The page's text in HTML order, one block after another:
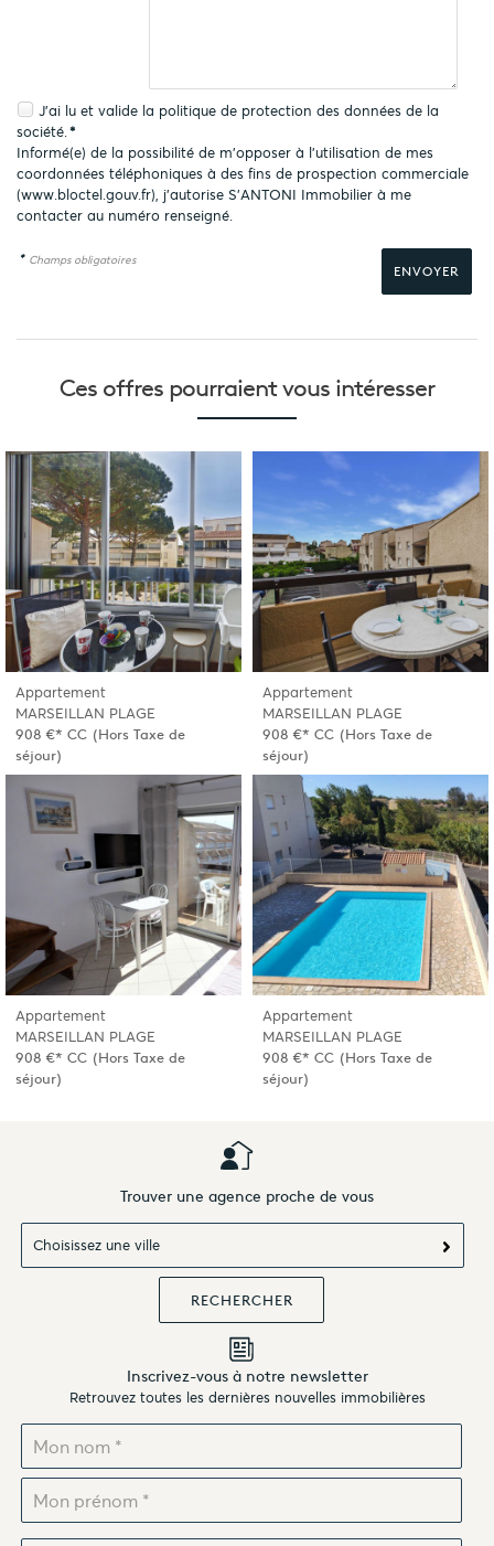
J'ai lu et valide la politique de protection des données de la
société.*
Informé(e) de la possibilité de m'opposer à l'utilisation de mes
coordonnées téléphoniques à des fins de prospection commerciale
(www.bloctel.gouv.fr), j'autorise S'ANTONI Immobilier à me
contacter au numéro renseigné.
* Champs obligatoires
Ces offres pourraientvous intéresser
Appartement
MARSEILLAN PLAGE
908 €* CC(Hors Taxe de
séjour)
Appartement
MARSEILLAN PLAGE
908 €* CC(Hors Taxe de
séjour)
Appartement
MARSEILLAN PLAGE
908 €* CC(Hors Taxe de
séjour)
Appartement
MARSEILLAN PLAGE
908 €* CC(Hors Taxe de
séjour)
Trouver une agence proche de vous
Choisissez une ville
Inscrivez-vous à notre newsletter
Retrouvez toutes les dernières nouvelles immobilières